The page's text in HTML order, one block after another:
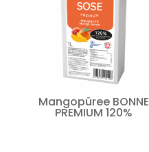
Mangopüree BONNE
PREMIUM 120%